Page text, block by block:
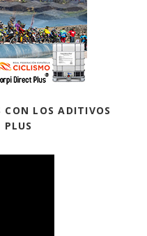
CON LOS ADITIVOS
PLUS